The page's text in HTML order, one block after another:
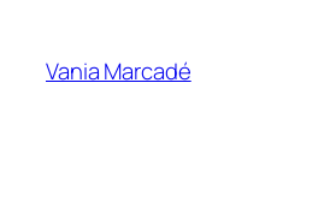
contenu
Vania Marcadé